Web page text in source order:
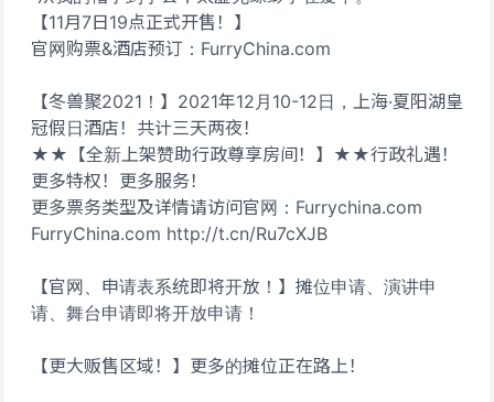
【11月7日19点正式开售！】
官网购票&酒店预订：FurryChina.com
【冬兽聚2021！】2021年12月10-12日，上海·夏阳湖皇
冠假日酒店！共计三天两夜！
★★【全新上架赞助行政尊享房间！】★★行政礼遇！
更多特权！更多服务！
更多票务类型及详情请访问官网：Furrychina.com
FurryChina.com http://t.cn/Ru7cXJB
【官网、申请表系统即将开放！】摊位申请、演讲申
请、舞台申请即将开放申请！
【更大贩售区域！】更多的摊位正在路上！